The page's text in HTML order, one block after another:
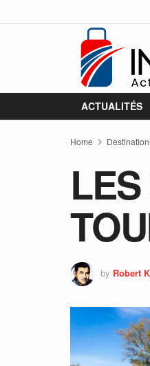
ACTUALITÉS
Home
by Robert